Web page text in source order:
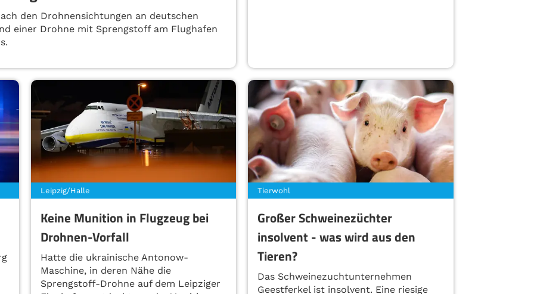
den Drohnensichtungen an deutschen
einer Drohne mit Sprengstoff am Flughafen
Leipzig/Halle
Keine Munition in Flugzeug bei
Drohnen-Vorfall
Hatte die ukrainische Antonow-
Maschine, in deren Nähe die
Sprengstoff-Drohne auf dem Leipziger
Tierwohl
Großer Schweinezüchter
insolvent - was wird aus den
Tieren?
Das Schweinezuchtunternehmen
Geestferkel ist insolvent. Eine riesige